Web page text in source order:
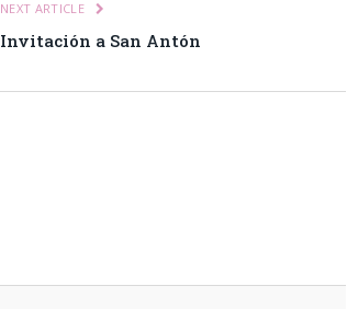
NEXT ARTICLE
Invitación a San Antón